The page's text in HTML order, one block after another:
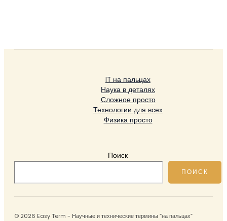
IT на пальцах
Наука в деталях
Сложное просто
Технологии для всех
Физика просто
Поиск
ПОИСК
© 2026 Easy Term - Научные и технические термины “на пальцах”